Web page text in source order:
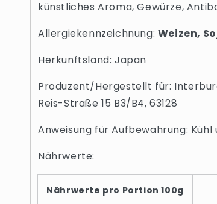
künstliches Aroma, Gewürze,
Allergiekennzeichnung: Weizen,
Herkunftsland: Japan
Produzent/Hergestellt für:
Reis-Straße 15 B3/B4, 63128
Anweisung für Aufbewahrung:
Nährwerte:
Nährwerte pro Portion 100g